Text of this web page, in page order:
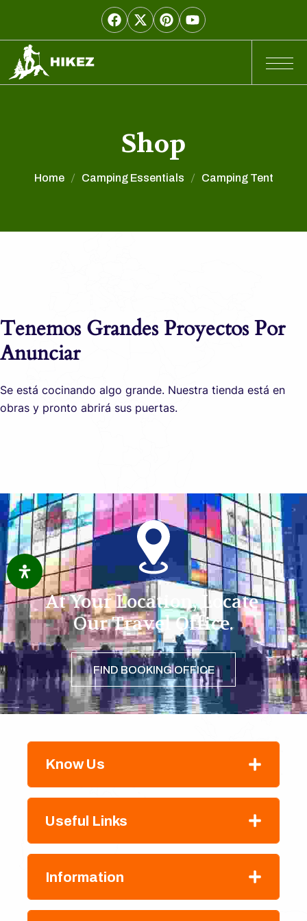
Shop
Home Camping Essentials Camping Tent
Tenemos Grandes Proyectos Por
Anunciar
Se está cocinando algo grande. Nuestra tienda está en
obras y pronto abrirá sus puertas.
At Your Location, Locate
Our Travel Office.
FIND BOOKING OFFICE
Know Us
Useful Links
Information